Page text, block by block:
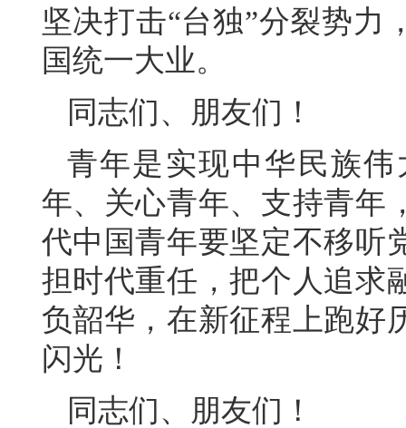
坚决打击“台独”分裂势力
国统一大业。
同志们、朋友们！
青年是实现中华民族
年、关心青年、支持青年
代中国青年要坚定不移听
担时代重任，把个人追求
负韶华，在新征程上跑好
闪光！
同志们、朋友们！